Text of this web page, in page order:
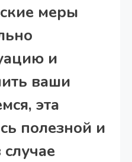
меры
и
ваши
эта
полезной и